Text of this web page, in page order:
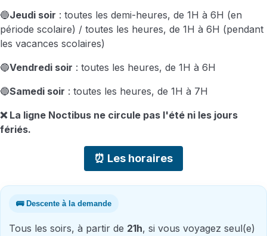
🔵Jeudi soir : toutes les demi-heures, de 1H à 6H (en
période scolaire) / toutes les heures, de 1H à 6H (pendant
les vacances scolaires)
🔵Vendredi soir : toutes les heures, de 1H à 6H
🔵Samedi soir : toutes les heures, de 1H à 7H
❌ La ligne Noctibus ne circule pas l'été ni les jours
fériés.
⏰ Les horaires
🚌 Descente à la demande
Tous les soirs, à partir de 21h, si vous voyagez seul(e)